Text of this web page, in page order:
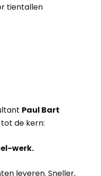
tientallen
Paul Bart
de kern:
werk.
leveren. Sneller,